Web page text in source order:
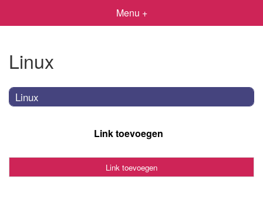
Menu +
Linux
Linux
Link toevoegen
Link toevoegen